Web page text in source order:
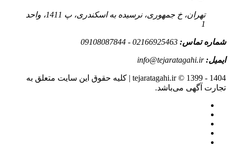
تهران، خ جمهوری، نرسیده به اسکندری، پ 1411، واحد
1
شماره تماس: 02166925463 - 09108087844
ایمیل:info@tejaratagahi.ir
tejaratagahi.ir © 1399 - 1404 | کلیه حقوق این سایت متعلق به
تجارت آگهی می‌باشد.